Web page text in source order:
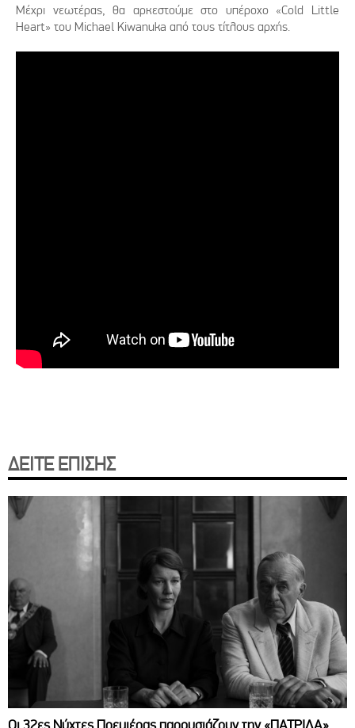
Μέχρι νεωτέρας, θα αρκεστούμε στο υπέροχο «Cold Little
Heart» του Michael Kiwanuka από τους τίτλους αρχής.
ΔΕΙΤΕ ΕΠΙΣΗΣ
Οι 32ες Νύχτες Πρεμιέρας παρουσιάζουν την «ΠΑΤΡΙΔΑ»